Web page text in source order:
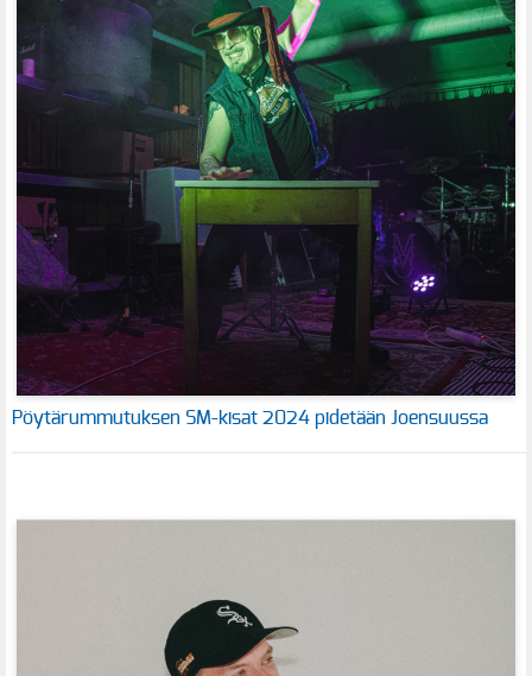
Pöytärummutuksen SM-kisat 2024 pidetään Joensuussa